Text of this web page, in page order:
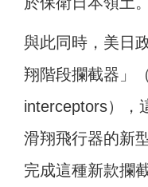
與此同時，美日
翔階段攔截器」
interceptors），
滑翔飛行器的新
完成這種新款攔